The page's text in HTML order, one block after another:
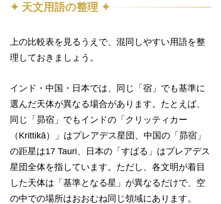
✦ 天文用語の整理 ✦
上の比較表を見るうえで、混同しやすい用語を整
理しておきましょう。
インド・中国・日本では、同じ「宿」でも基準に
選んだ天体が異なる場合があります。たとえば、
同じ「昴宿」でもインドの「クリッティカー
（Krittikā）」はプレアデス星団、中国の「昴宿」
の距星は17 Tauri、日本の「すばる」はプレアデス
星団全体を指しています。ただし、各文明が着目
した天体は「基準となる星」が異なるだけで、空
の中での場所はおおむね同じ領域にあります。